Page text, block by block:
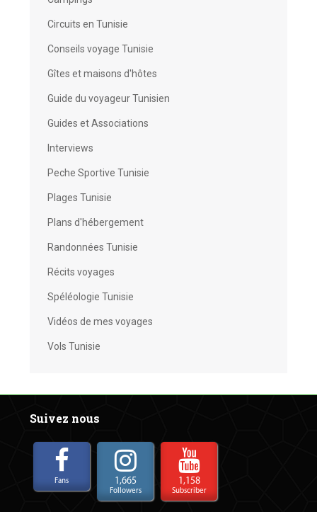
Circuits en Tunisie
Conseils voyage Tunisie
Gîtes et maisons d'hôtes
Guide du voyageur Tunisien
Guides et Associations
Interviews
Peche Sportive Tunisie
Plages Tunisie
Plans d'hébergement
Randonnées Tunisie
Récits voyages
Spéléologie Tunisie
Vidéos de mes voyages
Vols Tunisie
Suivez nous
Fans 1,665
Followers
1,158
Subscriber